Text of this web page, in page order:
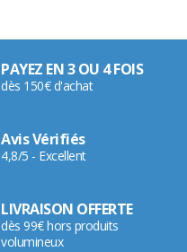
PAYEZ EN 3 OU 4 FOIS
dès 150€ d'achat
Avis Vérifiés
4,8/5 - Excellent
LIVRAISON OFFERTE
dès 99€ hors produits
volumineux